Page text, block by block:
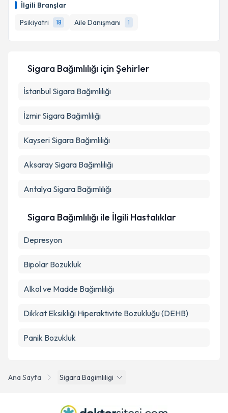
İlgili Branşlar
Psikiyatri
18 Aile Danışmanı 1
takvim hazırlandığında e-posta ile bilgilendireceğiz.
E-posta Adresiniz
Metni'ni okudum ve kişisel verilerimin belirtilen
Ana Sayfa Sigara Bagimliligi
Sigara Bağımlılığı için Şehirler
İstanbul Sigara Bağımlılığı
İzmir Sigara Bağımlılığı
Kayseri Sigara Bağımlılığı
Aksaray Sigara Bağımlılığı
Antalya Sigara Bağımlılığı
Sigara Bağımlılığı ile İlgili Hastalıklar
Depresyon
Bipolar Bozukluk
Alkol ve Madde Bağımlılığı
Dikkat Eksikliği Hiperaktivite Bozukluğu (DEHB)
Panik Bozukluk